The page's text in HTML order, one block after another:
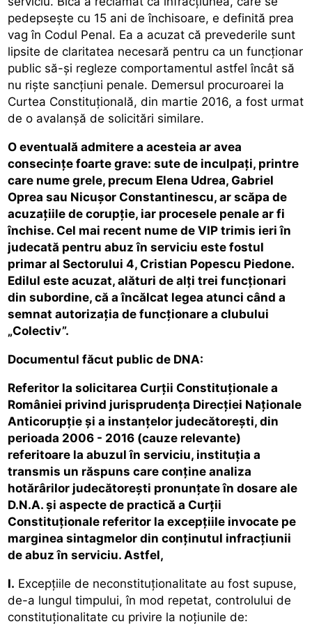
pedepseşte cu 15 ani de închisoare, e definită prea
vag în Codul Penal. Ea a acuzat că prevederile sunt
lipsite de claritatea necesară pentru ca un funcţionar
public să-şi regleze comportamentul astfel încât să
nu rişte sancţiuni penale. Demersul procuroarei la
Curtea Constituţională, din martie 2016, a fost urmat
de o avalanşă de solicitări similare.
O eventuală admitere a acesteia ar avea
consecinţe foarte grave: sute de inculpaţi, printre
care nume grele, precum Elena Udrea, Gabriel
Oprea sau Nicuşor Constantinescu, ar scăpa de
acuzaţiile de corupţie, iar procesele penale ar fi
închise. Cel mai recent nume de VIP trimis ieri în
judecată pentru abuz în serviciu este fostul
primar al Sectorului 4, Cristian Popescu Piedone.
Edilul este acuzat, alături de alţi trei funcţionari
din subordine, că a încălcat legea atunci când a
semnat autorizaţia de funcţionare a clubului
„Colectiv”.
Documentul făcut public de DNA:
Referitor la solicitarea Curții Constituționale a
României privind jurisprudența Direcției Naționale
Anticorupție și a instanțelor judecătorești, din
perioada 2006 - 2016 (cauze relevante)
referitoare la abuzul în serviciu, instituția a
transmis un răspuns care conține analiza
hotărârilor judecătorești pronunțate în dosare ale
D.N.A. și aspecte de practică a Curții
Constituționale referitor la excepțiile invocate pe
marginea sintagmelor din conținutul infracțiunii
de abuz în serviciu. Astfel,
I. Excepțiile de neconstituționalitate au fost supuse,
de-a lungul timpului, în mod repetat, controlului de
constituționalitate cu privire la noțiunile de: